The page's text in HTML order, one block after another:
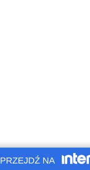
PRZEJDŹ NA